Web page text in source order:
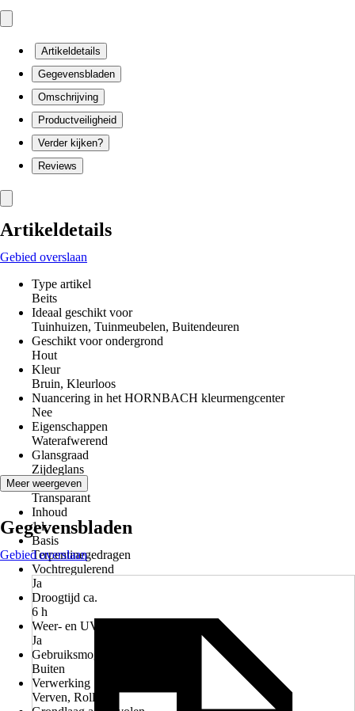
Artikeldetails
Gegevensbladen
Omschrijving
Productveiligheid
Verder kijken?
Reviews
Artikeldetails
Gebied overslaan
Type artikel
Beits
Ideaal geschikt voor
Tuinhuizen, Tuinmeubelen, Buitendeuren
Geschikt voor ondergrond
Hout
Kleur
Bruin, Kleurloos
Nuancering in het HORNBACH kleurmengcenter
Nee
Eigenschappen
Waterafwerend
Glansgraad
Zijdeglans
Verfwijze
Transparant
Inhoud
1 l
Basis
Terpentinegedragen
Vochtregulerend
Ja
Droogtijd ca.
6 h
Weer- en UV-bestendig
Ja
Gebruiksmogelijkheden
Buiten
Verwerking
Verven, Rollen
Meer weergeven
Gegevensbladen
Gebied overslaan